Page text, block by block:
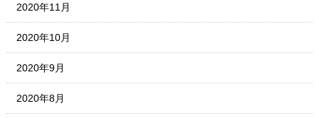
2020年11月
2020年10月
2020年9月
2020年8月